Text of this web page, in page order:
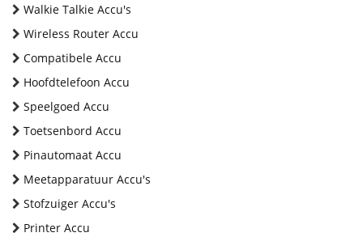
Walkie Talkie Accu's
Wireless Router Accu
Compatibele Accu
Hoofdtelefoon Accu
Speelgoed Accu
Toetsenbord Accu
Pinautomaat Accu
Meetapparatuur Accu's
Stofzuiger Accu's
Printer Accu